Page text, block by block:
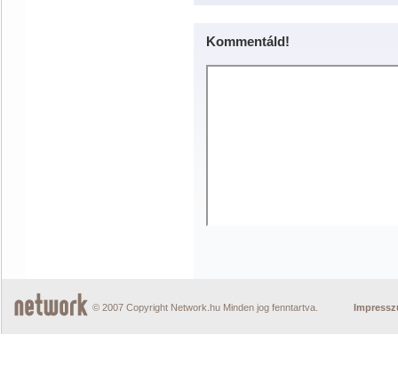
Kommentáld!
© 2007 Copyright Network.hu Minden jog fenntartva.